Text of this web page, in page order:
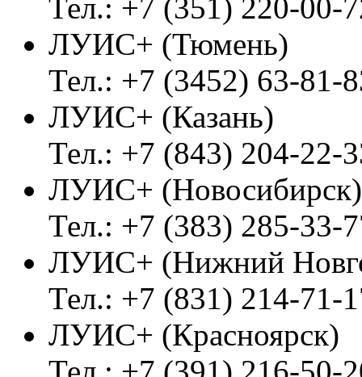
Тел.: +7 (351) 220-00-
ЛУИС+ (Тюмень)
Тел.: +7 (3452) 63-81-
ЛУИС+ (Казань)
Тел.: +7 (843) 204-22-
ЛУИС+ (Новосибирск)
Тел.: +7 (383) 285-33-
ЛУИС+ (Нижний
Тел.: +7 (831) 214-71-
ЛУИС+ (Красноярск)